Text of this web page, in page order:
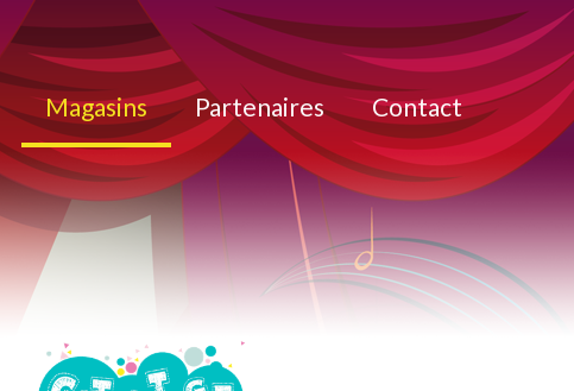
Magasins Partenaires Contact